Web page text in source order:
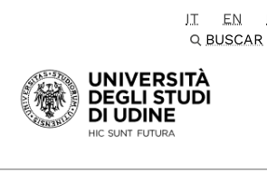
Passa al contenuto
IT EN
BUSCAR